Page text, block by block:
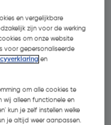
en vergelijkbare
zijn voor de werking
om onze website
voor gepersonaliseerde
en
om alle cookies te
wij alleen functionele en
kun je zelf instellen welke
je altijd weer aanpassen.